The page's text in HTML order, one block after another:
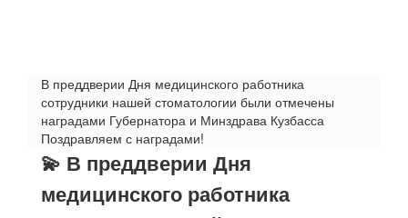
В преддверии Дня медицинского работника
сотрудники нашей стоматологии были отмечены
наградами Губернатора и Минздрава Кузбасса
Поздравляем с наградами!
💫 В преддверии Дня
медицинского работника